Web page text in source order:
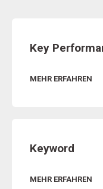
Key
MEHR ERFAHREN
Keyword
MEHR ERFAHREN